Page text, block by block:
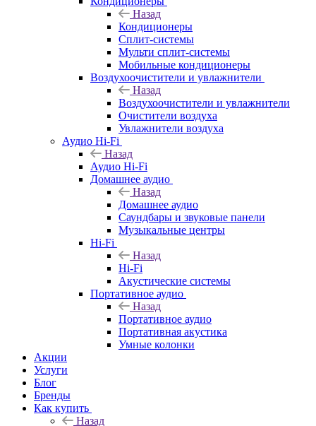
Назад
Кондиционеры
Сплит-системы
Мульти сплит-системы
Мобильные кондиционеры
Воздухоочистители и увлажнители
Назад
Воздухоочистители и увлажнители
Очистители воздуха
Увлажнители воздуха
Аудио Hi-Fi
Назад
Аудио Hi-Fi
Домашнее аудио
Назад
Домашнее аудио
Саундбары и звуковые панели
Музыкальные центры
Hi-Fi
Назад
Hi-Fi
Акустические системы
Портативное аудио
Назад
Портативное аудио
Портативная акустика
Умные колонки
Акции
Услуги
Блог
Бренды
Как купить
Назад